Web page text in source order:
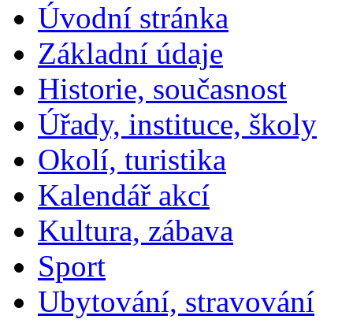
Úvodní stránka
Základní údaje
Historie, současnost
Úřady, instituce, školy
Okolí, turistika
Kalendář akcí
Kultura, zábava
Sport
Ubytování, stravování